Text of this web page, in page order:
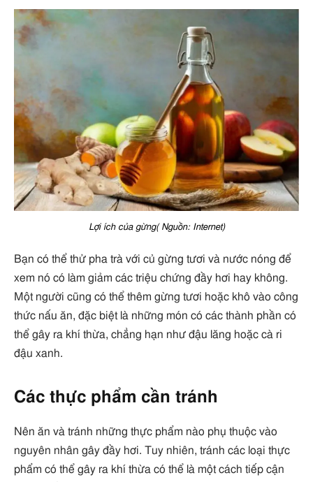
Lợi ích của gừng( Nguồn: Internet)
Bạn có thể thử pha trà với củ gừng tươi và nước nóng để
xem nó có làm giảm các triệu chứng đầy hơi hay không.
Một người cũng có thể thêm gừng tươi hoặc khô vào công
thức nấu ăn, đặc biệt là những món có các thành phần có
thể gây ra khí thừa, chẳng hạn như đậu lăng hoặc cà ri
đậu xanh.
Các thực phẩm cần tránh
Nên ăn và tránh những thực phẩm nào phụ thuộc vào
nguyên nhân gây đầy hơi. Tuy nhiên, tránh các loại thực
phẩm có thể gây ra khí thừa có thể là một cách tiếp cận